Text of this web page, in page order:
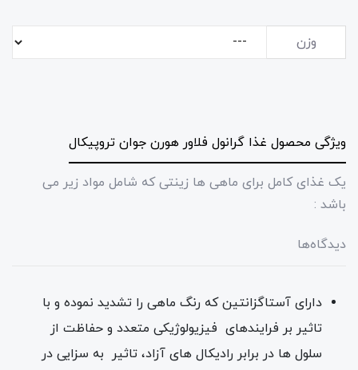
وزن
ویژگی محصول غذا گرانول فلاور هورن جوان تروپیکال
یک غذای کامل برای ماهی ها زینتی که شامل مواد زیر می
باشد :
دیدگاه‌ها
دارای آستاگزانتین که رنگ ماهی را تشدید نموده و با
تاثیر بر فرایندهای فیزیولوژیکی متعدد و حفاظت از
سلول ها در برابر رادیکال های آزاد، تاثیر به سزایی در